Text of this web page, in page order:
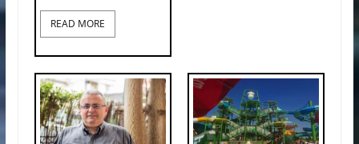
READ MORE